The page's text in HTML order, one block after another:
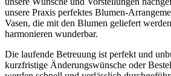
unsere Praxis perfektes Blumen-
Vasen, die mit den Blumen geliefert
harmonieren wunderbar.
Die laufende Betreuung ist perfekt und
kurzfristige Änderungswünsche oder